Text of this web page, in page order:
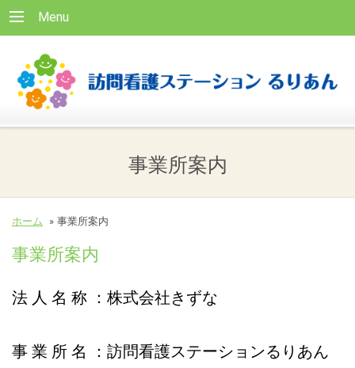
Menu
事業所案内
ホーム » 事業所案内
事業所案内
法 人 名 称 ：株式会社きずな
事 業 所 名 ：訪問看護ステーションるりあん